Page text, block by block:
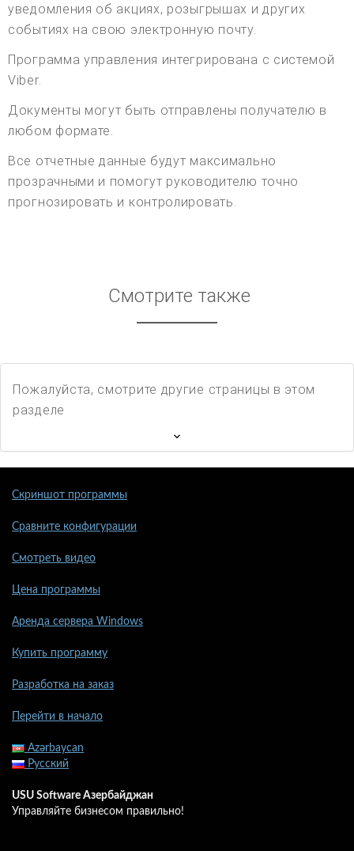
уведомления об акциях, розыгрышах и других
событиях на свою электронную почту.
Программа управления интегрирована с системой
Viber.
Документы могут быть отправлены получателю в
любом формате.
Все отчетные данные будут максимально
прозрачными и помогут руководителю точно
прогнозировать и контролировать.
Смотрите также
Пожалуйста, смотрите другие страницы в этом
разделе
Скриншот программы
Сравните конфигурации
Смотреть видео
Цена программы
Аренда сервера Windows
Купить программу
Разработка на заказ
Перейти в начало
Azərbaycan
Русский
USU Software Азербайджан
Управляйте бизнесом правильно!